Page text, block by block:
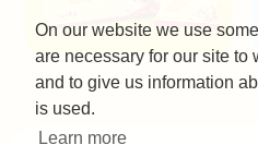
On our website we use
are necessary for our site to
and to give us information
is used.
Learn more